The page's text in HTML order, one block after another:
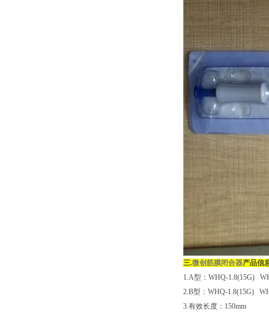
三.微创筋膜闭合器产品信
1.A型：WHQ-1.8(15G)
2.B型：WHQ-1.8(15G)
3.有效长度：150mm